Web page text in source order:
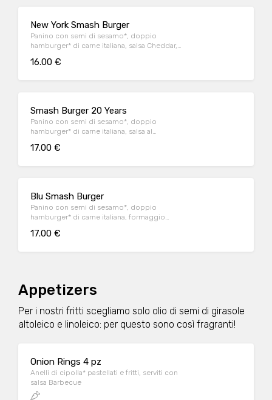
New York Smash Burger
Panino con semi di sesamo*, doppio
hamburger* di carne italiana, salsa Cheddar,
iceberg e cetriolini, accompagnato da
16.00 €
Smash Burger 20 Years
Panino con semi di sesamo*, doppio
hamburger* di carne italiana, salsa al
insalata iceberg, salsa maionese senapata
17.00 €
Blu Smash Burger
Panino con semi di sesamo*, doppio
hamburger* di carne italiana, formaggio
insalata iceberg, servito con patate* Fries e
17.00 €
Appetizers
Per i nostri fritti scegliamo solo olio di semi di girasole
altoleico e linoleico: per questo sono così fragranti!
Onion Rings 4 pz
Anelli di cipolla* pastellati e fritti, serviti con
salsa Barbecue